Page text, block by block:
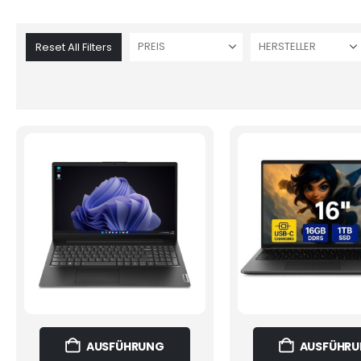
Reset All Filters PREIS HERSTELLER
AUSFÜHRUNG
Dieses